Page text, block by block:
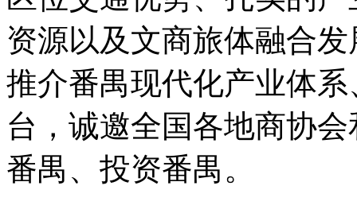
资源以及文商旅体融合
推介番禺现代化产业体
台，诚邀全国各地商协
番禺、投资番禺。